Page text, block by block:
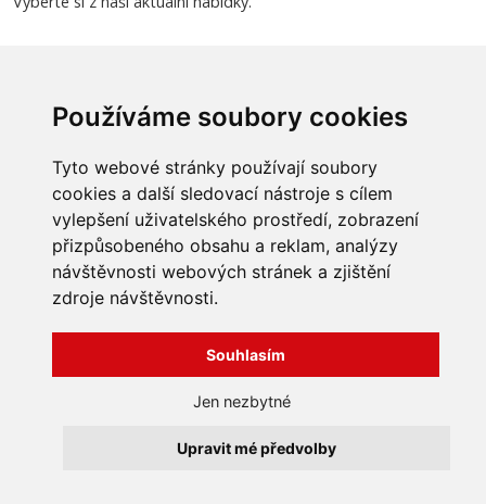
Používáme soubory cookies
Tyto webové stránky používají soubory
cookies a další sledovací nástroje s cílem
vylepšení uživatelského prostředí, zobrazení
přizpůsobeného obsahu a reklam, analýzy
návštěvnosti webových stránek a zjištění
zdroje návštěvnosti.
Souhlasím
Jen nezbytné
Upravit mé předvolby
INFORMACE
Obchodní podmínky
Zpracování a ochrana
osobních údajů
Jak nakupovat
O nás
Kontakt
Reklamace, odstoupení od
smlouvy
Všechna práva vyhrazena
Bravura s.r.o. © 2026
profesionální webové stránky: triangl web